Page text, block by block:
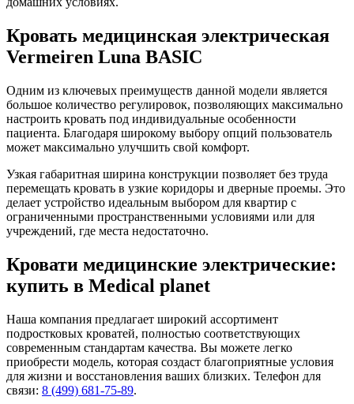
Кровать медицинская электрическая
Vermeiren Luna BASIC
Одним из ключевых преимуществ данной модели является
большое количество регулировок, позволяющих максимально
настроить кровать под индивидуальные особенности
пациента. Благодаря широкому выбору опций пользователь
может максимально улучшить свой комфорт.
Узкая габаритная ширина конструкции позволяет без труда
перемещать кровать в узкие коридоры и дверные проемы. Это
делает устройство идеальным выбором для квартир с
ограниченными пространственными условиями или для
учреждений, где места недостаточно.
Кровати медицинские электрические:
купить в Medical planet
Наша компания предлагает широкий ассортимент
подростковых кроватей, полностью соответствующих
современным стандартам качества. Вы можете легко
приобрести модель, которая создаст благоприятные условия
для жизни и восстановления ваших близких. Телефон для
связи: 8 (499) 681-75-89.